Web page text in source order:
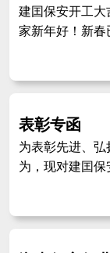
建囯保安开工
家新年好！新春
表彰专函
为表彰先进、
为，现对建囯